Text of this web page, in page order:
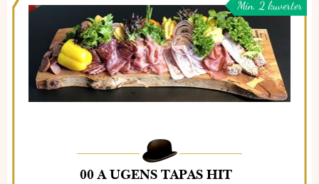
00 A UGENS TAPAS HIT
Min. 2 kuverter